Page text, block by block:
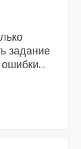
задание